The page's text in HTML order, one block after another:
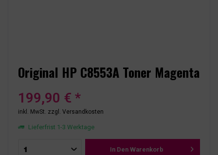
Original HP C8553A Toner Magenta
199,90 € *
inkl. MwSt. zzgl. Versandkosten
Lieferfrist 1-3 Werktage
In Den Warenkorb